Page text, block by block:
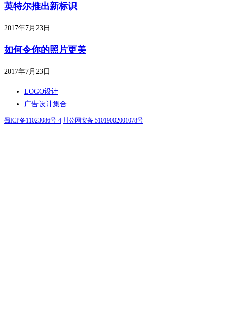
英特尔推出新标识
2017年7月23日
如何令你的照片更美
2017年7月23日
LOGO设计
广告设计集合
蜀ICP备11023086号-4 川公网安备 51019002001078号